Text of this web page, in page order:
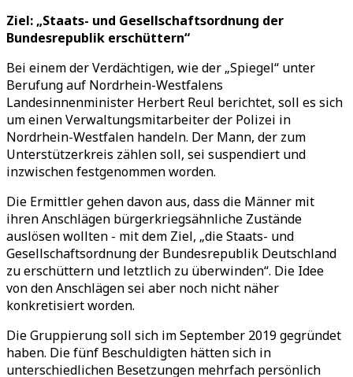
Ziel: „Staats- und Gesellschaftsordnung der
Bundesrepublik erschüttern“
Bei einem der Verdächtigen, wie der „Spiegel“ unter
Berufung auf Nordrhein-Westfalens
Landesinnenminister Herbert Reul berichtet, soll es sich
um einen Verwaltungsmitarbeiter der Polizei in
Nordrhein-Westfalen handeln. Der Mann, der zum
Unterstützerkreis zählen soll, sei suspendiert und
inzwischen festgenommen worden.
Die Ermittler gehen davon aus, dass die Männer mit
ihren Anschlägen bürgerkriegsähnliche Zustände
auslösen wollten - mit dem Ziel, „die Staats- und
Gesellschaftsordnung der Bundesrepublik Deutschland
zu erschüttern und letztlich zu überwinden“. Die Idee
von den Anschlägen sei aber noch nicht näher
konkretisiert worden.
Die Gruppierung soll sich im September 2019 gegründet
haben. Die fünf Beschuldigten hätten sich in
unterschiedlichen Besetzungen mehrfach persönlich